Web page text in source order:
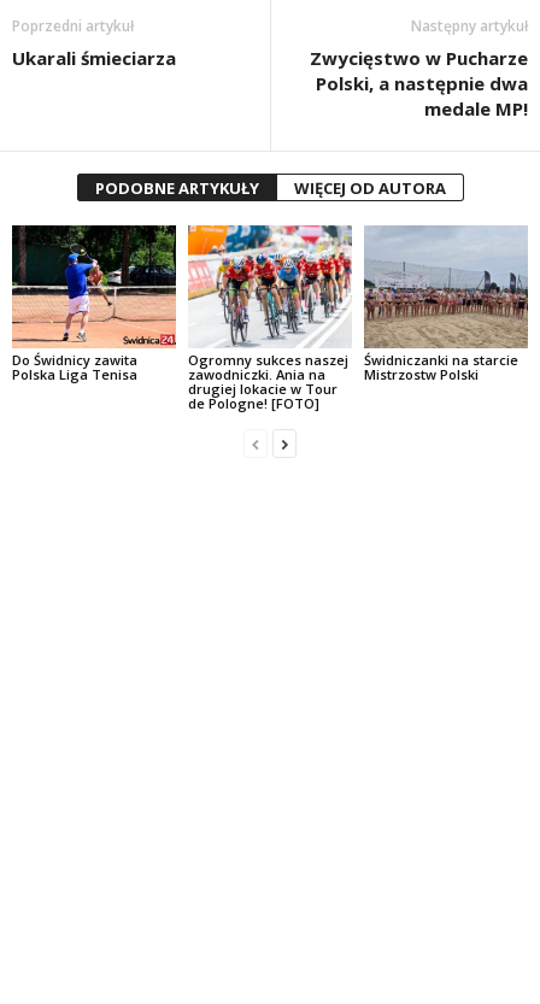
Poprzedni artykuł
Ukarali śmieciarza
Następny artykuł
Zwycięstwo w Pucharze
Polski, a następnie dwa
medale MP!
PODOBNE ARTYKUŁY WIĘCEJ OD AUTORA
Do Świdnicy zawita
Polska Liga Tenisa
Ogromny sukces naszej
zawodniczki. Ania na
drugiej lokacie w Tour
de Pologne! [FOTO]
Świdniczanki na starcie
Mistrzostw Polski